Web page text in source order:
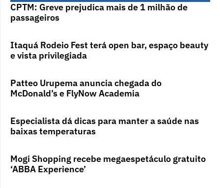
CPTM: Greve prejudica mais de 1 milhão de
passageiros
Itaquá Rodeio Fest terá open bar, espaço beauty
e vista privilegiada
Patteo Urupema anuncia chegada do
McDonald’s e FlyNow Academia
Especialista dá dicas para manter a saúde nas
baixas temperaturas
Mogi Shopping recebe megaespetáculo gratuito
‘ABBA Experience’